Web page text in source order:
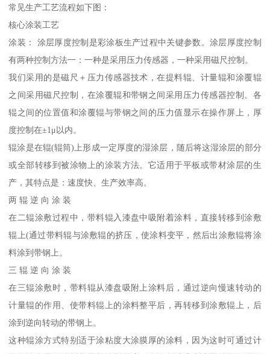
常见生产工艺流程如下图：
核心涂装工艺
涂装： 涂层厚度控制是彩涂板生产过程中关键参数。涂层厚度控制
有两种控制方法一：一种是采用压力传感器，一种采用磁尺控制。
我们采用的是磁尺＋压力传感器技术，在提料辊、计量辊和涂覆辊
之间采用磁尺控制，在涂覆辊和带钢之间采用压力传感器控制。各
辊之间的位置值和涂覆辊与带钢之间的压力值显示在操作屏上，厚
度控制在±1μ以内。
辊涂是在辊(辊筒)上形成一定厚度的湿涂层，随后将这湿涂层的部分
或全部转移到被涂物上的涂装方法。它适用于平板或带材涂层的生
产，其特点是：速度快、生产效率高。
两 辊 逆 向 涂 装
在二辊涂敷过程中，带料辊入漆盘中吸附着涂料，直接转移到涂敷
辊上(通过带料辊与涂敷辊的挤压，使涂料变平，然后出涂敷辊将涂
料涂到带钢上。
三 辊 逆 向 涂 装
在三辊涂敷时，带料辊从漆盘吸附上涂料后，通过逆向慢速转动的
计量辊的作用、使带料辊上的涂料整平后，再转移到涂敷辊上，后
涂到逆向转动的带钢上。
这种辊涂方式特别适于涂粘度大涂膜厚的涂料，因为这时可通过计